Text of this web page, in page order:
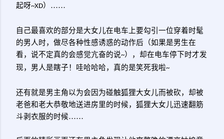
起呀~XD）……
自己最喜欢的部分是大女儿在电车上要勾引一位穿着时髦
的男人时，做尽各种性感诱惑的动作后（如果是男生在
看，说不定真的会感觉亢奋的说~），却在电车停下时才发
现，男人是瞎子！哇哈哈哈，真的是笑死我啦~
还有就是男主角以为会因为碰触狐狸大女儿而被砍，却被
老爸和老大恭敬地送进房里的时候，狐狸大女儿迅速翻筋
斗剥衣服的时候……